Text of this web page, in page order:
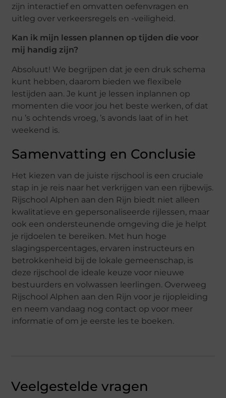
zijn interactief en omvatten oefenvragen en
uitleg over verkeersregels en -veiligheid.
Kan ik mijn lessen plannen op tijden die voor
mij handig zijn?
Absoluut! We begrijpen dat je een druk schema
kunt hebben, daarom bieden we flexibele
lestijden aan. Je kunt je lessen inplannen op
momenten die voor jou het beste werken, of dat
nu ’s ochtends vroeg, ’s avonds laat of in het
weekend is.
Samenvatting en Conclusie
Het kiezen van de juiste rijschool is een cruciale
stap in je reis naar het verkrijgen van een rijbewijs.
Rijschool Alphen aan den Rijn biedt niet alleen
kwalitatieve en gepersonaliseerde rijlessen, maar
ook een ondersteunende omgeving die je helpt
je rijdoelen te bereiken. Met hun hoge
slagingspercentages, ervaren instructeurs en
betrokkenheid bij de lokale gemeenschap, is
deze rijschool de ideale keuze voor nieuwe
bestuurders en volwassen leerlingen. Overweeg
Rijschool Alphen aan den Rijn voor je rijopleiding
en neem vandaag nog contact op voor meer
informatie of om je eerste les te boeken.
Veelgestelde vragen